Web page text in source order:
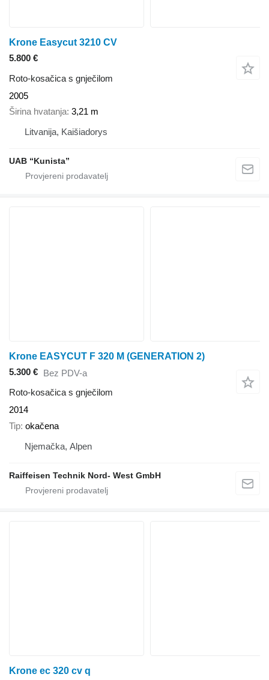
Krone Easycut 3210 CV
5.800 €
Roto-kosačica s gnječilom
2005
Širina hvatanja 3,21 m
Litvanija, Kaišiadorys
UAB “Kunista”
Krone EASYCUT F 320 M (GENERATION 2)
5.300 € Bez PDV-a
Roto-kosačica s gnječilom
2014
Tip okačena
Njemačka, Alpen
Raiffeisen Technik Nord- West GmbH
Krone ec 320 cv q